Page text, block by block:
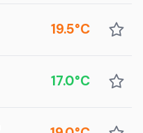
19.5°C
17.0°C